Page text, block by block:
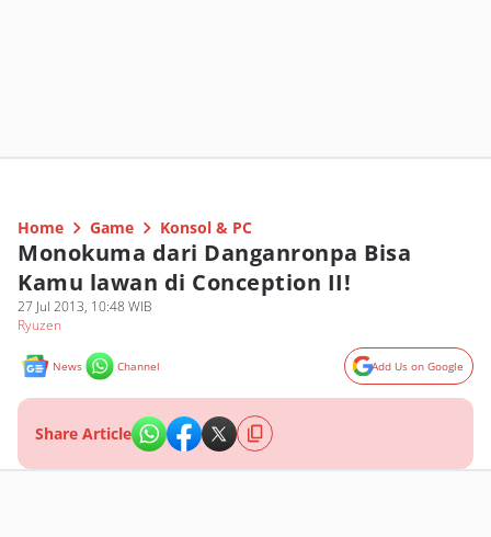
Home Game Konsol & PC
Monokuma dari Danganronpa Bisa
Kamu lawan di Conception II!
27 Jul 2013, 10:48 WIB
Ryuzen
News Channel Add Us on Google
Share Article